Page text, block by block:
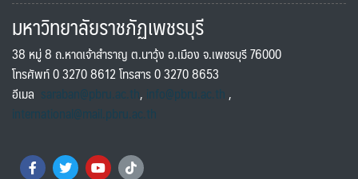
มหาวิทยาลัยราชภัฏเพชรบุรี
38 หมู่ 8 ถ.หาดเจ้าสำราญ ต.นาวุ้ง อ.เมือง จ.เพชรบุรี 76000
โทรศัพท์ 0 3270 8612 โทรสาร 0 3270 8653
อีเมล saraban@pbru.ac.th, info@pbru.ac.th,
international@mail.pbru.ac.th